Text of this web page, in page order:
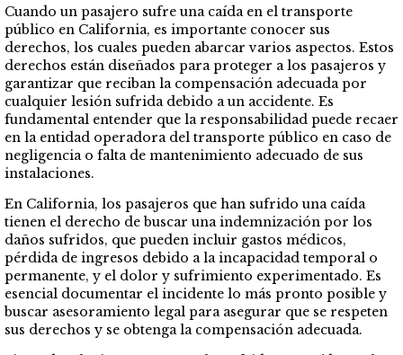
Cuando un pasajero sufre una caída en el transporte
público en California, es importante conocer sus
derechos, los cuales pueden abarcar varios aspectos. Estos
derechos están diseñados para proteger a los pasajeros y
garantizar que reciban la compensación adecuada por
cualquier lesión sufrida debido a un accidente. Es
fundamental entender que la responsabilidad puede recaer
en la entidad operadora del transporte público en caso de
negligencia o falta de mantenimiento adecuado de sus
instalaciones.
En California, los pasajeros que han sufrido una caída
tienen el derecho de buscar una indemnización por los
daños sufridos, que pueden incluir gastos médicos,
pérdida de ingresos debido a la incapacidad temporal o
permanente, y el dolor y sufrimiento experimentado. Es
esencial documentar el incidente lo más pronto posible y
buscar asesoramiento legal para asegurar que se respeten
sus derechos y se obtenga la compensación adecuada.